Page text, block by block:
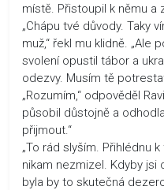
místě. Přistoupil k němu a
„Chápu tvé důvody. Taky
muž,“ řekl mu klidně. „Ale
svolení opustil tábor a
odezvy. Musím tě
„Rozumím,“ odpověděl
působil důstojně a
přijmout.“
„To rád slyším. Přihlédnu
nikam nezmizel. Kdyby jsi
byla by to skutečná